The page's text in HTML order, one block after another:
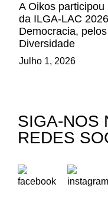
A Oikos participou
da ILGA-LAC
Democracia,
Diversidade
Julho 1, 2026
SIGA-NOS
REDES